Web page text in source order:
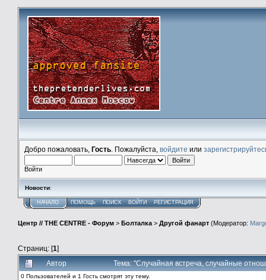
Добро пожаловать, Гость . Пожалуйста, войдите или
Войти
Новости:
НАЧАЛО ПОМОЩЬ ПОИСК ВОЙТИ РЕГИСТРАЦИЯ
Центр // THE CENTRE - Форум > Болталка > Другой фанарт (Модератор:
Страниц: [1]
Автор
Тема: "Случайная встреча, случайные
0 Пользователей и 1 Гость смотрят эту тему.